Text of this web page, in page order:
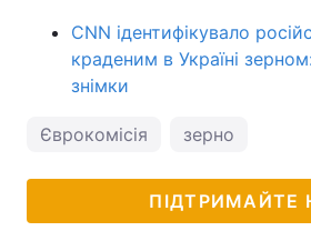
CNN ідентифікувало
краденим в Україні
знімки
Єврокомісія зерно
ПІДТРИМАЙТЕ